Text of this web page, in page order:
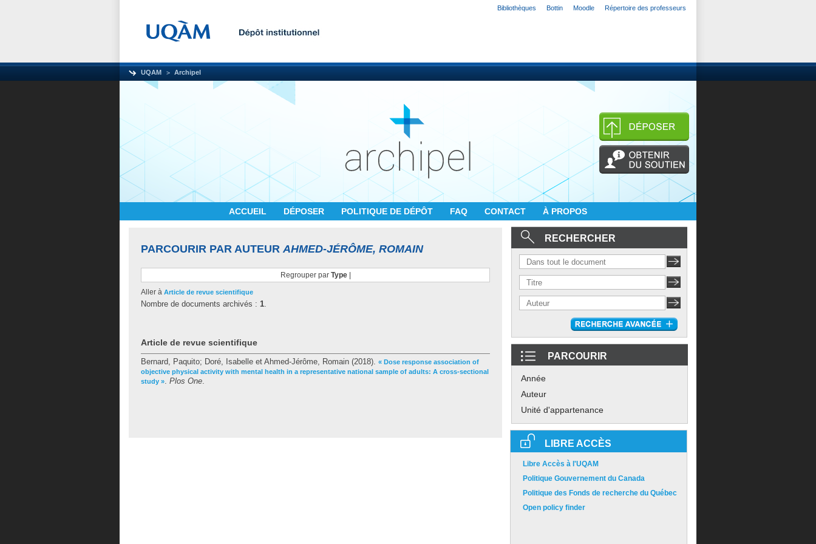
Bibliothèques Bottin Moodle Répertoire des professeurs
UQAM Archipel
ACCUEIL DÉPOSER POLITIQUE DE DÉPÔT FAQ CONTACT À PROPOS
PARCOURIR PAR AUTEURAHMED-JÉRÔME, ROMAIN
Regrouper par Type|
Aller à Article de revue scientifique
Nombre de documents archivés : 1.
Article de revue scientifique
Bernard, Paquito; Doré, Isabelle et Ahmed-Jérôme, Romain (2018). « Dose response association of
objective physical activity with mental health in a representative national sample of adults: A cross-sectional
study ». Plos One.
RECHERCHER
PARCOURIR
Année
Auteur
Unité d'appartenance
LIBRE ACCÈS
Libre Accès à l'UQAM
Politique Gouvernement du Canada
Politique des Fonds de recherche du Québec
Open policy finder